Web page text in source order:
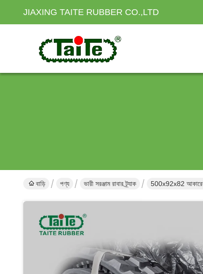
JIAXING TAITE RUBBER CO.,LTD
বাড়ি পণ্য ভারী সরঞ্জাম রাবার ট্র্যাক 500x92x82 আকারের